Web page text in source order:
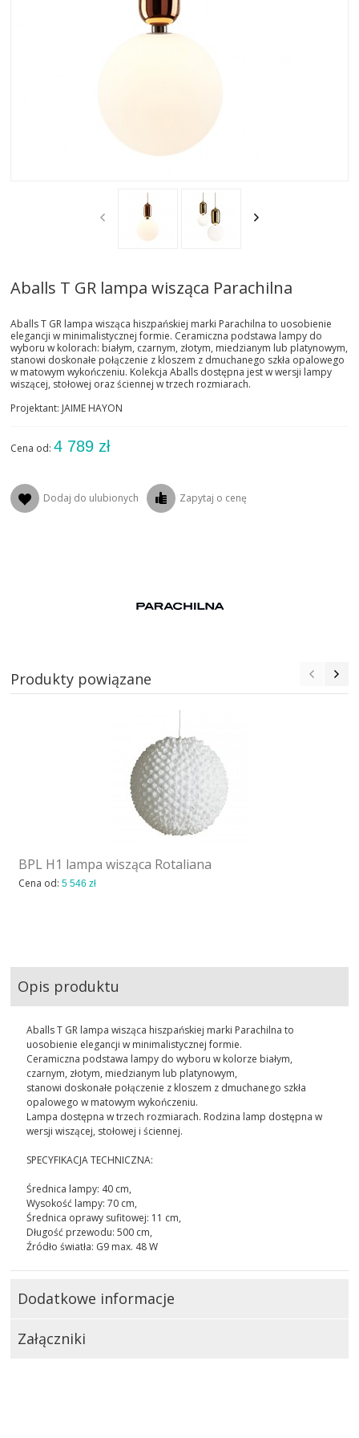
Aballs T GR lampa wisząca Parachilna
Aballs T GR lampa wisząca hiszpańskiej marki Parachilna to uosobienie
elegancji w minimalistycznej formie. Ceramiczna podstawa lampy do
wyboru w kolorach: białym, czarnym, złotym, miedzianym lub platynowym,
stanowi doskonałe połączenie z kloszem z dmuchanego szkła opalowego
w matowym wykończeniu. Kolekcja Aballs dostępna jest w wersji lampy
wiszącej, stołowej oraz ściennej w trzech rozmiarach.
Projektant: JAIME HAYON
Cena od:4 789 zł
Dodaj do ulubionych Zapytaj o cenę
Produkty powiązane
BPL H1 lampa wisząca Rotaliana
Cena od:5 546 zł
Opis produktu
Aballs T GR lampa wisząca hiszpańskiej marki Parachilna to
uosobienie elegancji w minimalistycznej formie.
Ceramiczna podstawa lampy do wyboru w kolorze białym,
czarnym, złotym, miedzianym lub platynowym,
stanowi doskonałe połączenie z kloszem z dmuchanego szkła
opalowego w matowym wykończeniu.
Lampa dostępna w trzech rozmiarach. Rodzina lamp dostępna w
wersji wiszącej, stołowej i ściennej.
SPECYFIKACJA TECHNICZNA:
Średnica lampy: 40 cm,
Wysokość lampy: 70 cm,
Średnica oprawy sufitowej: 11 cm,
Długość przewodu: 500 cm,
Źródło światła: G9 max. 48 W
Dodatkowe informacje
Załączniki